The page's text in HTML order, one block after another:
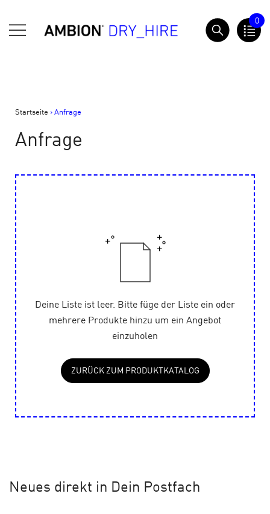
zum
Inhalt
AMBION Dry Hire
0
Startseite >Anfrage
Anfrage
Deine Liste ist leer. Bitte füge der Liste ein oder
mehrere Produkte hinzu um ein Angebot
einzuholen
ZURÜCK ZUM PRODUKTKATALOG
Neues direkt in Dein Postfach